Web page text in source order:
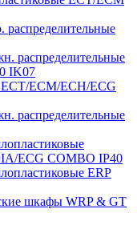
распределительные
IK07
ECM/ECH/ECG
распределительные
ECG COMBO IP40
ERP
шкафы WRP & GT